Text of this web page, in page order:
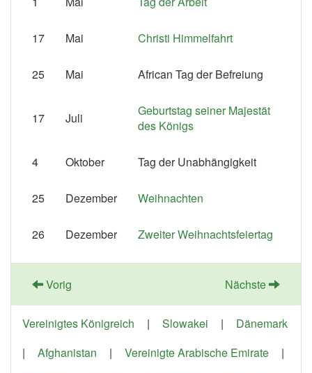
17 Mai Christi Himmelfahrt
25 Mai African Tag der Befreiung
17 Juli
Geburtstag seiner Majestät
des Königs
4 Oktober Tag der Unabhängigkeit
25 Dezember Weihnachten
26 Dezember Zweiter Weihnachtsfeiertag
Vorig Nächste
Vereinigtes Königreich | Slowakei |
Dänemark
|
Afghanistan | Vereinigte Arabische Emirate
|